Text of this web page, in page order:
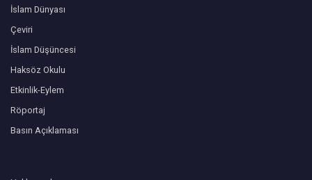
İslam Dünyası
Çeviri
İslam Düşüncesi
Haksöz Okulu
Etkinlik-Eylem
Röportaj
Basın Açıklaması